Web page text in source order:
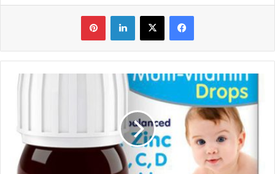
فیس بوک X لینکدین ‫پین‌ترست